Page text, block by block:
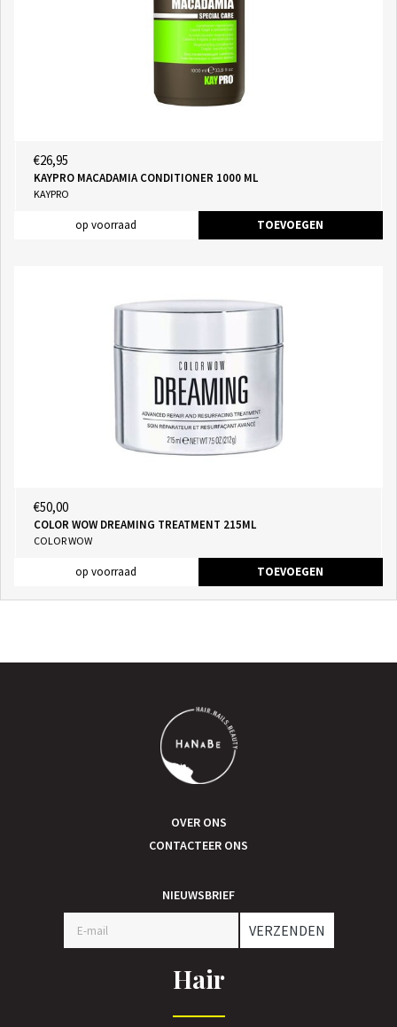
€26,95
KAYPRO MACADAMIA CONDITIONER 1000 ML
KAYPRO
op voorraad TOEVOEGEN
€50,00
COLOR WOW DREAMING TREATMENT 215ML
COLOR WOW
op voorraad TOEVOEGEN
OVER ONS
CONTACTEER ONS
NIEUWSBRIEF
VERZENDEN
Hair